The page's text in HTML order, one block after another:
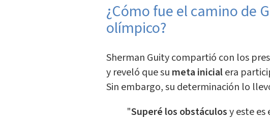
¿Cómo fue el camino de
olímpico?
Sherman Guity compartió con los
y reveló que su meta inicialera
Sin embargo, su determinación lo
"Superé los obstáculosy este